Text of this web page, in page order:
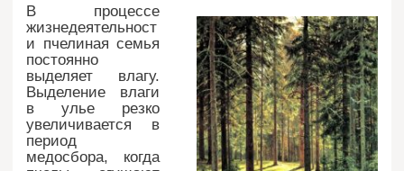
В процессе
жизнедеятельност
и пчелиная семья
постоянно
выделяет влагу.
Выделение влаги
в улье резко
увеличивается в
период
медосбора, когда